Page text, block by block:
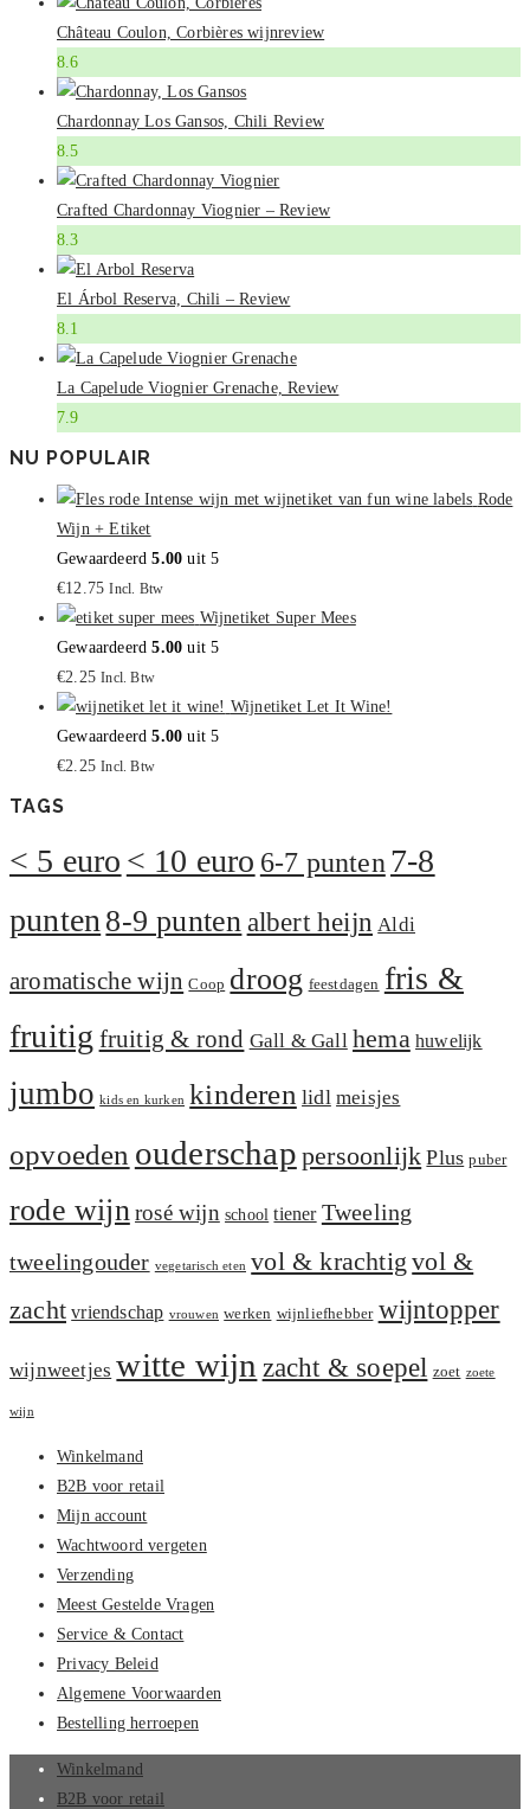
Château Coulon, Corbières wijnreview
8.6
Chardonnay Los Gansos, Chili Review
8.5
Crafted Chardonnay Viognier – Review
8.3
El Árbol Reserva, Chili – Review
8.1
La Capelude Viognier Grenache, Review
7.9
NU POPULAIR
Rode
Wijn + Etiket
Gewaardeerd5.00 uit 5
€12.75 Incl. Btw
Wijnetiket Super Mees
Gewaardeerd5.00 uit 5
€2.25 Incl. Btw
Wijnetiket Let It Wine!
Gewaardeerd5.00 uit 5
€2.25 Incl. Btw
TAGS
< 5 euro < 10 euro 6-7 punten7-8
punten8-9 puntenalbert heijn Aldi
aromatische wijn Coop droog feestdagen fris &
fruitig fruitig & rond Gall & Gall hema huwelijk
jumbo kids en kurken kinderen lidl meisjes
opvoeden ouderschap persoonlijk Plus puber
rode wijn rosé wijn school tiener Tweeling
tweelingouder vegetarisch eten vol & krachtig vol &
zacht vriendschap vrouwen werken wijnliefhebber wijntopper
wijnweetjes witte wijn zacht & soepel zoet zoete
wijn
Winkelmand
B2B voor retail
Mijn account
Wachtwoord vergeten
Verzending
Meest Gestelde Vragen
Service & Contact
Privacy Beleid
Algemene Voorwaarden
Bestelling herroepen
Winkelmand
B2B voor retail